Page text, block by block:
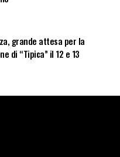
grande attesa per la
di “Tipica” il 12 e 13